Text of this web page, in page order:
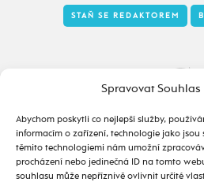
Spravovat Souhlas
Abychom poskytli co nejlepší služby,
informacím o zařízení, technologie jako jsou
těmito technologiemi nám umožní
procházení nebo jedinečná ID na tomto
souhlasu může nepříznivě ovlivnit určité
Tady to taky
STAŇ SE REDAKTOREM